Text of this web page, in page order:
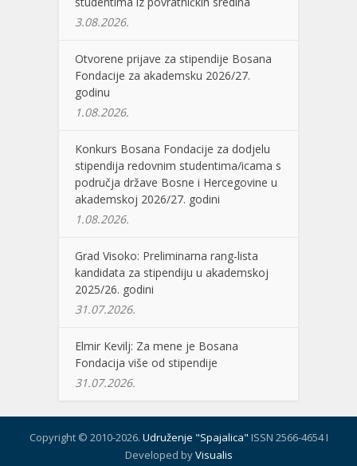
3.08.2026.
Otvorene prijave za stipendije Bosana
Fondacije za akademsku 2026/27.
godinu
1.08.2026.
Konkurs Bosana Fondacije za dodjelu
stipendija redovnim studentima/icama s
područja države Bosne i Hercegovine u
akademskoj 2026/27. godini
1.08.2026.
Grad Visoko: Preliminarna rang-lista
kandidata za stipendiju u akademskoj
2025/26. godini
31.07.2026.
Elmir Kevilj: Za mene je Bosana
Fondacija više od stipendije
31.07.2026.
Copyright © 2010-2026. Udruženje "Spajalica" ISSN 2566-4654 I
Developed byVisualis